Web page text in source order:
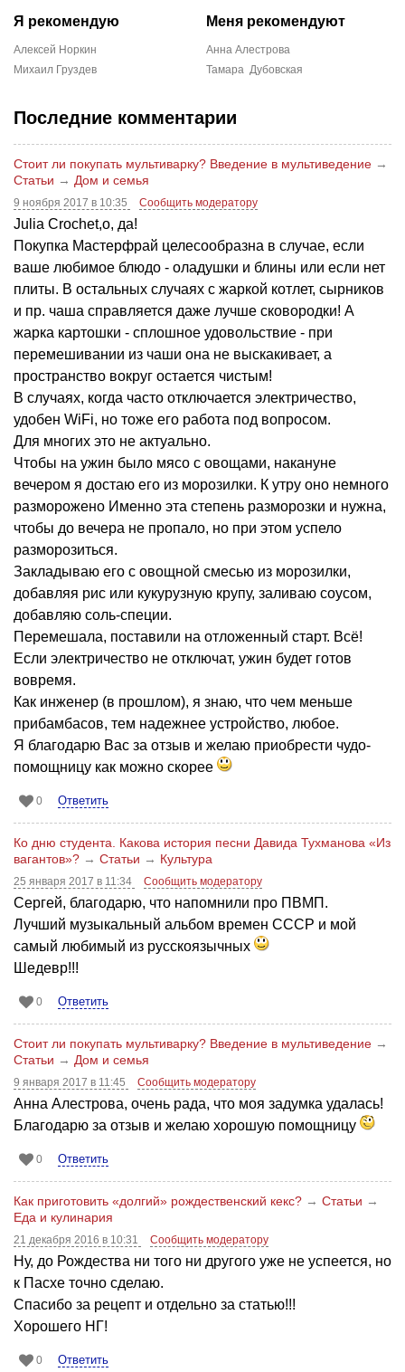
Я рекомендую
Алексей Норкин
Михаил Груздев
Меня рекомендуют
Анна Алестрова
Тамара Дубовская
Последние комментарии
Стоит ли покупать мультиварку? Введение в мультиведение →
Статьи → Дом и семья
9 ноября 2017 в 10:35 Сообщить модератору
Julia Crochet,о, да!
Покупка Мастерфрай целесообразна в случае, если
ваше любимое блюдо - оладушки и блины или если нет
плиты. В остальных случаях с жаркой котлет, сырников
и пр. чаша справляется даже лучше сковородки! А
жарка картошки - сплошное удовольствие - при
перемешивании из чаши она не выскакивает, а
пространство вокруг остается чистым!
В случаях, когда часто отключается электричество,
удобен WiFi, но тоже его работа под вопросом.
Для многих это не актуально.
Чтобы на ужин было мясо с овощами, накануне
вечером я достаю его из морозилки. К утру оно немного
разморожено Именно эта степень разморозки и нужна,
чтобы до вечера не пропало, но при этом успело
разморозиться.
Закладываю его с овощной смесью из морозилки,
добавляя рис или кукурузную крупу, заливаю соусом,
добавляю соль-специи.
Перемешала, поставили на отложенный старт. Всё!
Если электричество не отключат, ужин будет готов
вовремя.
Как инженер (в прошлом), я знаю, что чем меньше
прибамбасов, тем надежнее устройство, любое.
Я благодарю Вас за отзыв и желаю приобрести чудо-
помощницу как можно скорее
0 Ответить
Ко дню студента. Какова история песни Давида Тухманова «Из
вагантов»? → Статьи → Культура
25 января 2017 в 11:34 Сообщить модератору
Сергей, благодарю, что напомнили про ПВМП.
Лучший музыкальный альбом времен СССР и мой
самый любимый из русскоязычных
Шедевр!!!
0 Ответить
Стоит ли покупать мультиварку? Введение в мультиведение →
Статьи → Дом и семья
9 января 2017 в 11:45 Сообщить модератору
Анна Алестрова, очень рада, что моя задумка удалась!
Благодарю за отзыв и желаю хорошую помощницу
0 Ответить
Как приготовить «долгий» рождественский кекс? → Статьи →
Еда и кулинария
21 декабря 2016 в 10:31 Сообщить модератору
Ну, до Рождества ни того ни другого уже не успеется, но
к Пасхе точно сделаю.
Спасибо за рецепт и отдельно за статью!!!
Хорошего НГ!
0 Ответить